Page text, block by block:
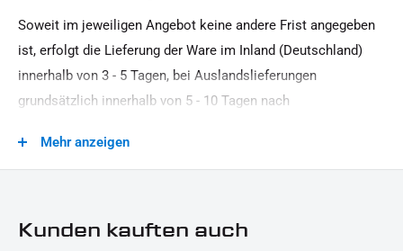
Soweit im jeweiligen Angebot keine andere Frist angegeben
ist, erfolgt die Lieferung der Ware im Inland (Deutschland)
innerhalb von 3 - 5 Tagen, bei Auslandslieferungen
grundsätzlich innerhalb von 5 - 10 Tagen nach
Zeitpunkt Ihrer Zahlungsanweisung).Beachten Sie, dass an
Mehr anzeigen
Kunden kauften auch